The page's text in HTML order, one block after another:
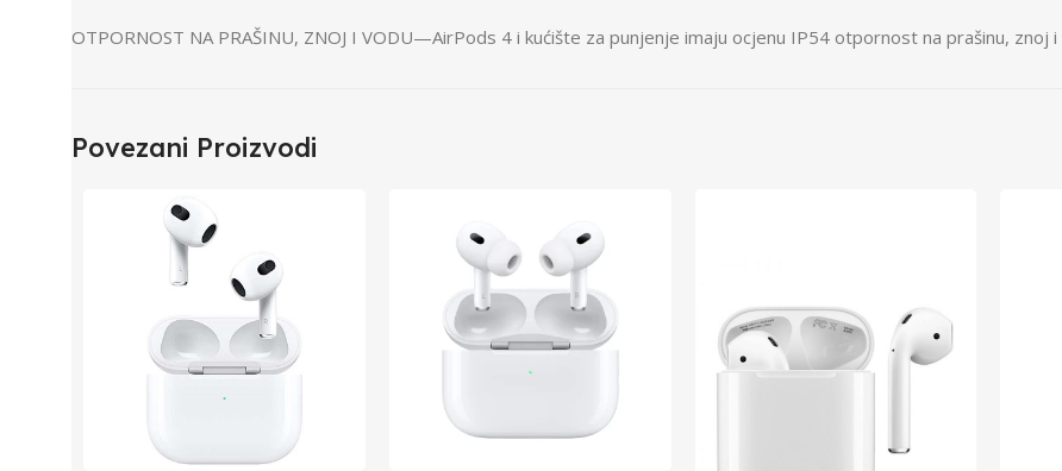
OTPORNOST NA PRAŠINU, ZNOJ I VODU—AirPods 4 i kućište za punjenje imaju ocjenu IP54 otpornost na prašinu,
Povezani Proizvodi